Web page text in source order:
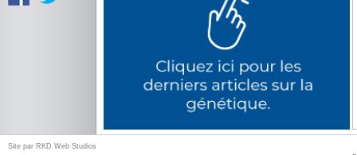
Site par RKD Web Studios